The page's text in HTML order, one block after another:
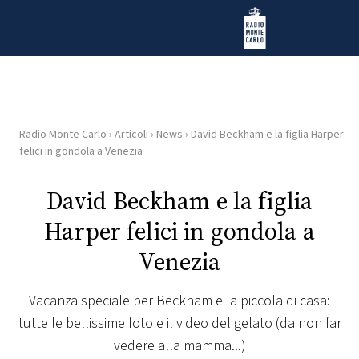
Radio Monte Carlo
HOME
RADIO
WEB
PLAYLIST
Radio Monte Carlo › Articoli › News › David Beckham e la figlia Harper
felici in gondola a Venezia
David Beckham e la figlia
Harper felici in gondola a
Venezia
Vacanza speciale per Beckham e la piccola di casa:
tutte le bellissime foto e il video del gelato (da non far
vedere alla mamma...)